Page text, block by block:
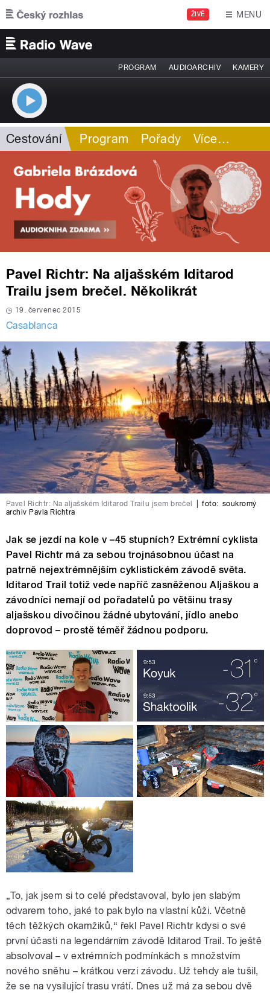
Přejít k hlavnímu obsahu
ŽIVĚ MENU
PROGRAM AUDIOARCHIV KAMERY
Cestování Program Pořady Více…
Pavel Richtr: Na aljašském Iditarod
Trailu jsem brečel. Několikrát
19. červenec 2015
Casablanca
Pavel Richtr: Na aljašském Iditarod Trailu jsem brečel foto: soukromý
archiv Pavla Richtra
Jak se jezdí na kole v –45 stupních? Extrémní cyklista
Pavel Richtr má za sebou trojnásobnou účast na
patrně nejextrémnějším cyklistickém závodě světa.
Iditarod Trail totiž vede napříč zasněženou Aljaškou a
závodníci nemají od pořadatelů po většinu trasy
aljašskou divočinou žádné ubytování, jídlo anebo
doprovod – prostě téměř žádnou podporu.
„To, jak jsem si to celé představoval, bylo jen slabým
odvarem toho, jaké to pak bylo na vlastní kůži. Včetně
těch těžkých okamžiků,“ řekl Pavel Richtr kdysi o své
první účasti na legendárním závodě Iditarod Trail. To ještě
absolvoval – v extrémních podmínkách s množstvím
nového sněhu – krátkou verzi závodu. Už tehdy ale tušil,
že se na vysilující trasu vrátí. Dnes už má za sebou dvě